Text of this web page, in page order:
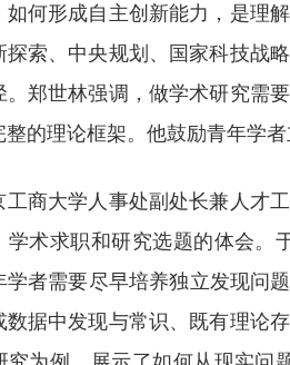
如何形成自主创新能力，是理
探索、中央规划、国家科技战
。郑世林强调，做学术研究需
整的理论框架。他鼓励青年学
工商大学人事处副处长兼人才
学术求职和研究选题的体会。
学者需要尽早培养独立发现问
数据中发现与常识、既有理论